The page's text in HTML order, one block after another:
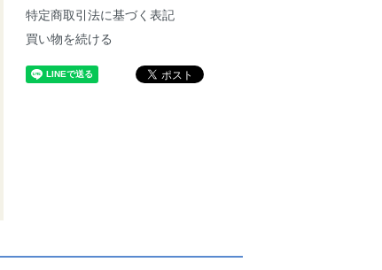
特定商取引法に基づく表記
買い物を続ける